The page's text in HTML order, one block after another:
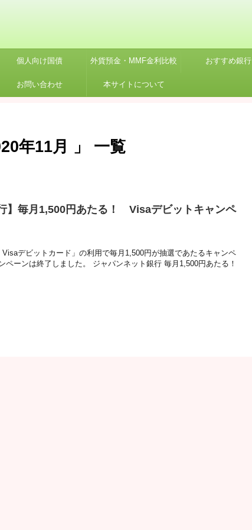
個人向け国債 外貨預金・MMF金利比較 おすすめ銀行
お問い合わせ 本サイトについて
年11月 」 一覧
】毎月1,500円あたる！ Visaデビットキャンペ
デビットカード」の利用で毎月1,500円が抽選であたるキャンペ
ペーンは終了しました。 ジャパンネット銀行 毎月1,500円あたる！